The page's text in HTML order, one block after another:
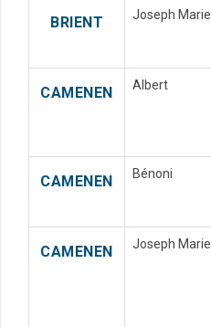
BRIENT Joseph Marie
CAMENEN Albert
CAMENEN Bénoni
CAMENEN Joseph Marie